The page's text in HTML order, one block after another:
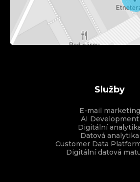
Služby
E-mail marketing
AI Development
Digitální
Datová analytika
Customer Data
Digitální datová